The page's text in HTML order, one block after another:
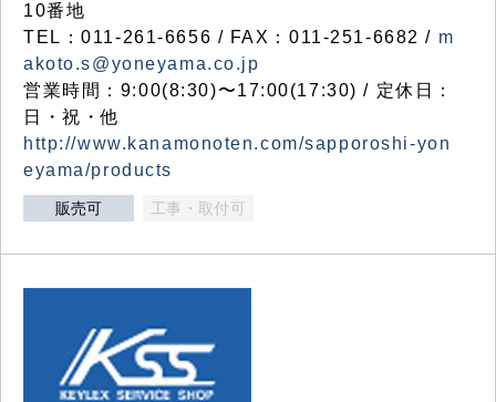
10番地
TEL：011-261-6656 / FAX：011-251-6682 / m
akoto.s@yoneyama.co.jp
営業時間：9:00(8:30)〜17:00(17:30) / 定休日：
日・祝・他
http://www.kanamonoten.com/sapporoshi-yon
eyama/products
販売可 工事・取付可